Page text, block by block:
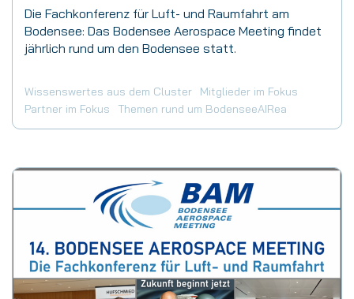
Die Fachkonferenz für Luft- und Raumfahrt am
Bodensee: Das Bodensee Aerospace Meeting findet
jährlich rund um den Bodensee statt.
Wissenswertes aus dem Cluster
Mitglieder im Fokus
Partner im Fokus
Themen rund um BodenseeAIRea